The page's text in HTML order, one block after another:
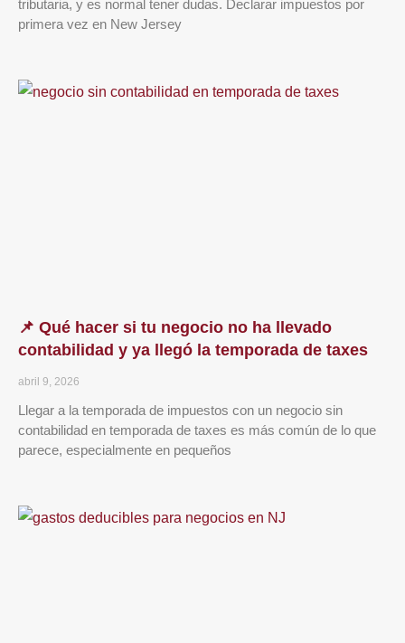
tributaria, y es normal tener dudas. Declarar impuestos por
primera vez en New Jersey
📌 Qué hacer si tu negocio no ha llevado
contabilidad y ya llegó la temporada de taxes
abril 9, 2026
Llegar a la temporada de impuestos con un negocio sin
contabilidad en temporada de taxes es más común de lo que
parece, especialmente en pequeños